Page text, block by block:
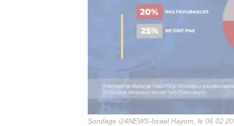
Sondage i24NEWS-Israel Hayom, le 06.02.20